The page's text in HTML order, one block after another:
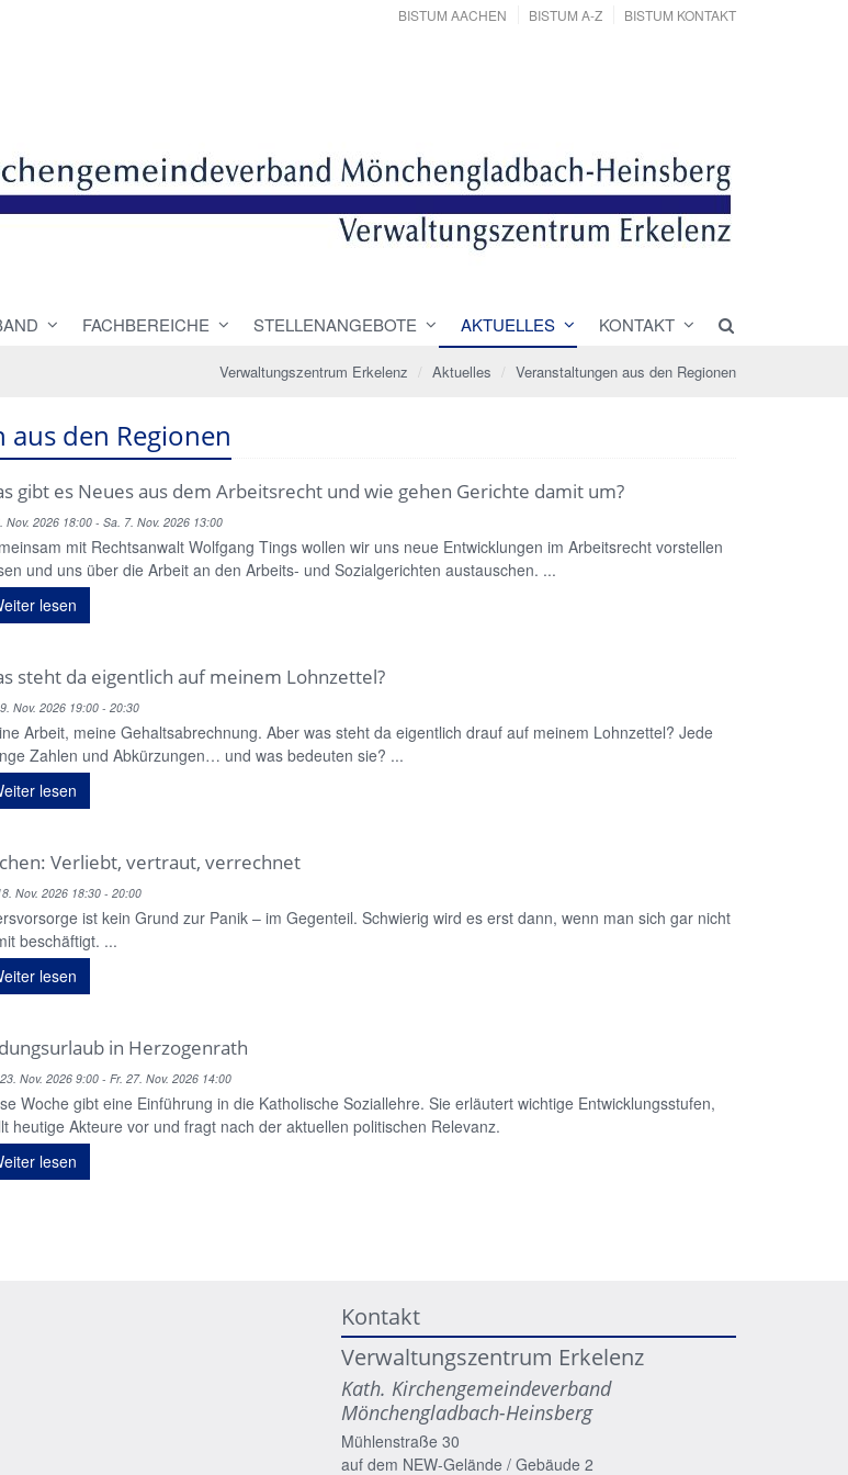
BISTUM AACHEN BISTUM A-Z BISTUM KONTAKT
FACHBEREICHE STELLENANGEBOTE AKTUELLES KONTAKT
Verwaltungszentrum Erkelenz Aktuelles Veranstaltungen aus den Regionen
den Regionen
gibt es Neues aus dem Arbeitsrecht und wie gehen Gerichte damit um?
Nov. 2026 18:00 - Sa. 7. Nov. 2026 13:00
mit Rechtsanwalt Wolfgang Tings wollen wir uns neue Entwicklungen im Arbeitsrecht vorstellen
und uns über die Arbeit an den Arbeits- und Sozialgerichten austauschen. ...
lesen
steht da eigentlich auf meinem Lohnzettel?
Nov. 2026 19:00 - 20:30
Arbeit, meine Gehaltsabrechnung. Aber was steht da eigentlich drauf auf meinem Lohnzettel? Jede
Zahlen und Abkürzungen… und was bedeuten sie? ...
lesen
Verliebt, vertraut, verrechnet
Nov. 2026 18:30 - 20:00
ist kein Grund zur Panik – im Gegenteil. Schwierig wird es erst dann, wenn man sich gar nicht
beschäftigt. ...
lesen
in Herzogenrath
Nov. 2026 9:00 - Fr. 27. Nov. 2026 14:00
Woche gibt eine Einführung in die Katholische Soziallehre. Sie erläutert wichtige Entwicklungsstufen,
heutige Akteure vor und fragt nach der aktuellen politischen Relevanz.
lesen
Kontakt
Verwaltungszentrum Erkelenz
Kath. Kirchengemeindeverband
Mönchengladbach-Heinsberg
Mühlenstraße 30
auf dem NEW-Gelände / Gebäude 2